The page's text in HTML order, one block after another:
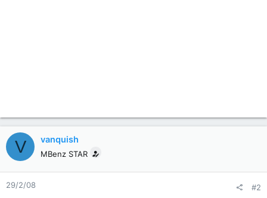
V vanquish
MBenz STAR
29/2/08 #2